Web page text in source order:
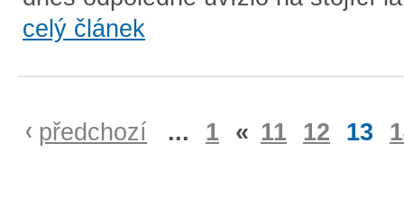
celý článek
předchozí ... 1 « 11 12 13